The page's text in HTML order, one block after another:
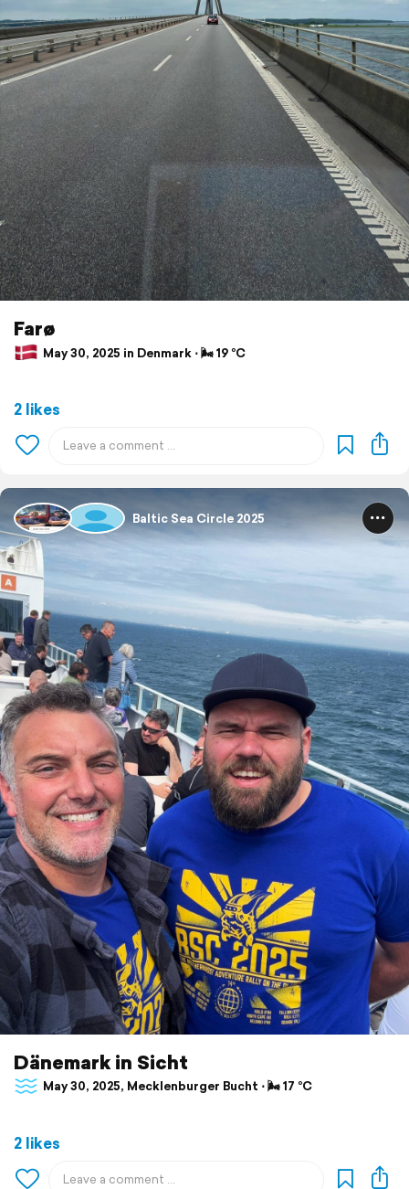
Farø
May 30, 2025 in Denmark ⋅ 🌬 19 °C
2 likes
Baltic Sea Circle 2025
Dänemark in Sicht
May 30, 2025, Mecklenburger Bucht ⋅ 🌬 17 °C
2 likes